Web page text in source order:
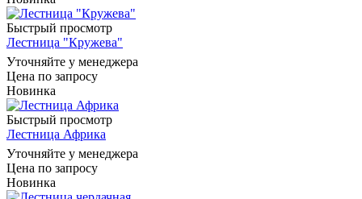
Быстрый просмотр
Лестница "Кружева"
Уточняйте у менеджера
Цена по запросу
Новинка
Быстрый просмотр
Лестница Африка
Уточняйте у менеджера
Цена по запросу
Новинка